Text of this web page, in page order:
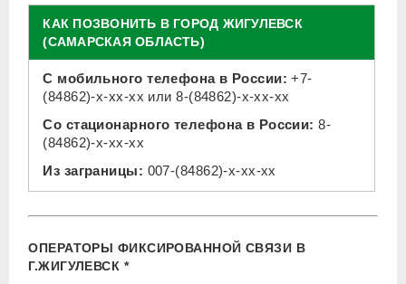
КАК ПОЗВОНИТЬ В ГОРОД ЖИГУЛЕВСК
(САМАРСКАЯ ОБЛАСТЬ)
С мобильного телефона в России: +7-
(84862)-x-xx-xx или8-(84862)-x-xx-xx
Со стационарного телефона в России: 8-
(84862)-x-xx-xx
Из заграницы: 007-(84862)-x-xx-xx
ОПЕРАТОРЫ ФИКСИРОВАННОЙ СВЯЗИ В
Г.ЖИГУЛЕВСК *